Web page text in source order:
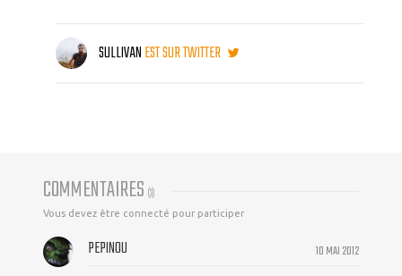
SULLIVANEST SUR TWITTER
COMMENTAIRES (3)
Vous devez être connecté pour participer
10 MAI 2012
PEPINOU